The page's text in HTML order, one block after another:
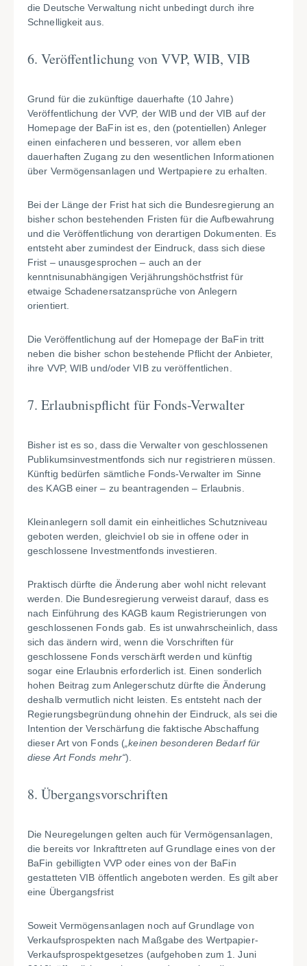
die Deutsche Verwaltung nicht unbedingt durch ihre
Schnelligkeit aus.
6. Veröffentlichung von VVP, WIB, VIB
Grund für die zukünftige dauerhafte (10 Jahre)
Veröffentlichung der VVP, der WIB und der VIB auf der
Homepage der BaFin ist es, den (potentiellen) Anleger
einen einfacheren und besseren, vor allem eben
dauerhaften Zugang zu den wesentlichen Informationen
über Vermögensanlagen und Wertpapiere zu erhalten.
Bei der Länge der Frist hat sich die Bundesregierung an
bisher schon bestehenden Fristen für die Aufbewahrung
und die Veröffentlichung von derartigen Dokumenten. Es
entsteht aber zumindest der Eindruck, dass sich diese
Frist – unausgesprochen – auch an der
kenntnisunabhängigen Verjährungshöchstfrist für
etwaige Schadenersatzansprüche von Anlegern
orientiert.
Die Veröffentlichung auf der Homepage der BaFin tritt
neben die bisher schon bestehende Pflicht der Anbieter,
ihre VVP, WIB und/oder VIB zu veröffentlichen.
7. Erlaubnispflicht für Fonds-Verwalter
Bisher ist es so, dass die Verwalter von geschlossenen
Publikumsinvestmentfonds sich nur registrieren müssen.
Künftig bedürfen sämtliche Fonds-Verwalter im Sinne
des KAGB einer – zu beantragenden – Erlaubnis.
Kleinanlegern soll damit ein einheitliches Schutzniveau
geboten werden, gleichviel ob sie in offene oder in
geschlossene Investmentfonds investieren.
Praktisch dürfte die Änderung aber wohl nicht relevant
werden. Die Bundesregierung verweist darauf, dass es
nach Einführung des KAGB kaum Registrierungen von
geschlossenen Fonds gab. Es ist unwahrscheinlich, dass
sich das ändern wird, wenn die Vorschriften für
geschlossene Fonds verschärft werden und künftig
sogar eine Erlaubnis erforderlich ist. Einen sonderlich
hohen Beitrag zum Anlegerschutz dürfte die Änderung
deshalb vermutlich nicht leisten. Es entsteht nach der
Regierungsbegründung ohnehin der Eindruck, als sei die
Intention der Verschärfung die faktische Abschaffung
dieser Art von Fonds ( „keinen besonderen Bedarf für
diese Art Fonds mehr“).
8. Übergangsvorschriften
Die Neuregelungen gelten auch für Vermögensanlagen,
die bereits vor Inkrafttreten auf Grundlage eines von der
BaFin gebilligten VVP oder eines von der BaFin
gestatteten VIB öffentlich angeboten werden. Es gilt aber
eine Übergangsfrist
Soweit Vermögensanlagen noch auf Grundlage von
Verkaufsprospekten nach Maßgabe des Wertpapier-
Verkaufsprospektgesetzes (aufgehoben zum 1. Juni